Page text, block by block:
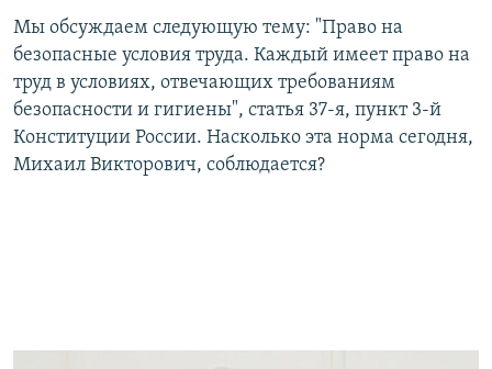
Мы обсуждаем следующую тему: "Право на
безопасные условия труда. Каждый имеет право на
труд в условиях, отвечающих требованиям
безопасности и гигиены", статья 37-я, пункт 3-й
Конституции России. Насколько эта норма сегодня,
Михаил Викторович, соблюдается?